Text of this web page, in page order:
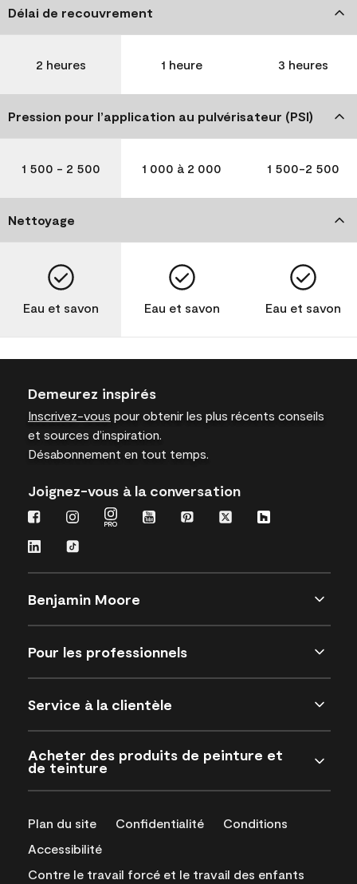
Délai de recouvrement
2 heures 1 heure 3 heures
Pression pour l’application au pulvérisateur (PSI)
1 500 - 2 500 1 000 à 2 000 1 500-2 500
Nettoyage
Eau et savon Eau et savon Eau et savon
Demeurez inspirés
Inscrivez-vous pour obtenir les plus récents conseils
et sources d’inspiration.
Désabonnement en tout temps.
Joignez-vous à la conversation
Benjamin Moore
Pour les professionnels
Service à la clientèle
Acheter des produits de peinture et
de teinture
Plan du site Confidentialité
Conditions
Accessibilité
Contre le travail forcé et le travail des enfants